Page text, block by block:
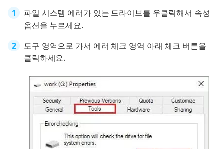
파일 시스템 에러가 있는 드라이브를 우클릭해서 속성
옵션을 누르세요.
도구 영역으로 가서 에러 체크 영역 아래 체크 버튼을
클릭하세요.